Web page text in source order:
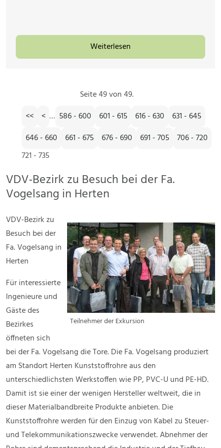
Weiterlesen
Seite 49 von 49.
<<
< … 586 - 600 601 - 615 616 - 630
631 - 645
646 - 660
661 - 675 676 - 690 691 - 705
706 - 720
721 - 735
VDV-Bezirk zu Besuch bei der Fa.
Vogelsang in Herten
Teilnehmer der Exkursion
VDV-Bezirk zu
Besuch bei der
Fa. Vogelsang in
Herten
Für interessierte
Ingenieure und
Gäste des
Bezirkes
öffneten sich
bei der Fa. Vogelsang die Tore. Die Fa. Vogelsang produziert
am Standort Herten Kunststoffrohre aus den
unterschiedlichsten Werkstoffen wie PP, PVC-U und PE-HD.
Damit ist sie einer der wenigen Hersteller weltweit, die in
dieser Materialbandbreite Produkte anbieten. Die
Kunststoffrohre werden für den Einzug von Kabel zu Steuer-
und Telekommunikationszwecke verwendet. Abnehmer der